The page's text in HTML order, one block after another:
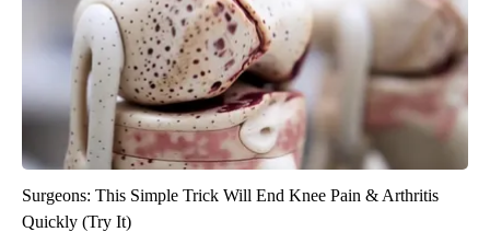
Surgeons: This Simple Trick Will End Knee Pain & Arthritis
Quickly (Try It)